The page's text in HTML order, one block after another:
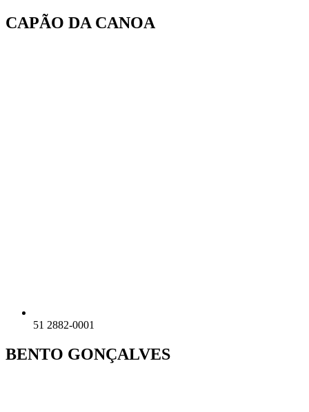
Ir
para
CAPÃO DA CANOA
51 2882-0001
BENTO GONÇALVES